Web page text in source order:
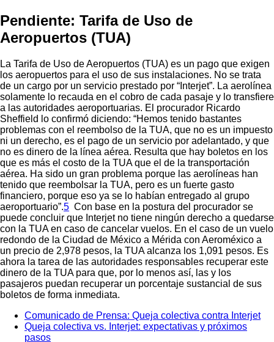
Pendiente: Tarifa de Uso de
Aeropuertos (TUA)
La Tarifa de Uso de Aeropuertos (TUA) es un pago que exigen
los aeropuertos para el uso de sus instalaciones. No se trata
de un cargo por un servicio prestado por “Interjet”. La aerolínea
solamente lo recauda en el cobro de cada pasaje y lo transfiere
a las autoridades aeroportuarias. El procurador Ricardo
Sheffield lo confirmó diciendo: “Hemos tenido bastantes
problemas con el reembolso de la TUA, que no es un impuesto
ni un derecho, es el pago de un servicio por adelantado, y que
no es dinero de la línea aérea. Resulta que hay boletos en los
que es más el costo de la TUA que el de la transportación
aérea. Ha sido un gran problema porque las aerolíneas han
tenido que reembolsar la TUA, pero es un fuerte gasto
financiero, porque eso ya se lo habían entregado al grupo
aeroportuario”.5 Con base en la postura del procurador se
puede concluir que Interjet no tiene ningún derecho a quedarse
con la TUA en caso de cancelar vuelos. En el caso de un vuelo
redondo de la Ciudad de México a Mérida con Aeroméxico a
un precio de 2,978 pesos, la TUA alcanza los 1,091 pesos. Es
ahora la tarea de las autoridades responsables recuperar este
dinero de la TUA para que, por lo menos así, las y los
pasajeros puedan recuperar un porcentaje sustancial de sus
boletos de forma inmediata.
Comunicado de Prensa: Queja colectiva contra Interjet
Queja colectiva vs. Interjet: expectativas y próximos
pasos